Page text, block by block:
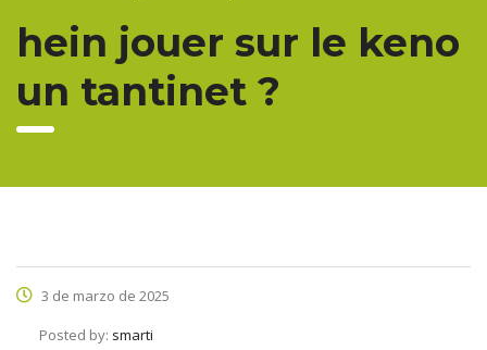
hein jouer sur le keno
un tantinet ?
3 de marzo de 2025
Posted by: smarti